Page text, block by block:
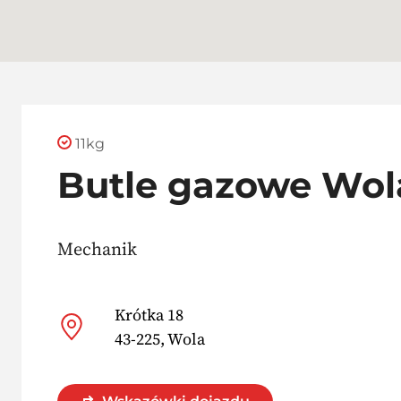
11kg
Butle gazowe
Mechanik
Krótka 18
43-225, Wola